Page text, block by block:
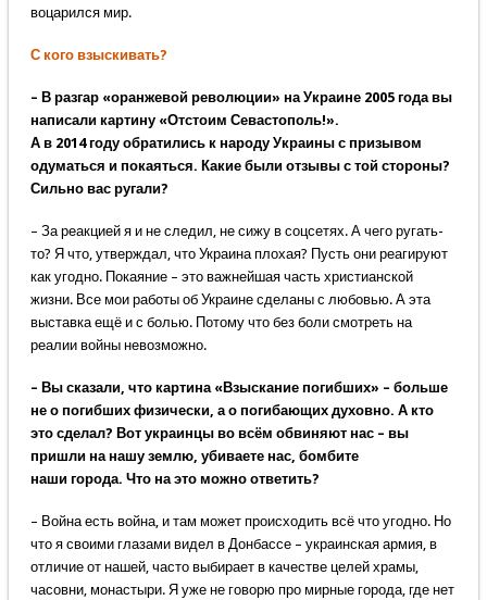
воцарился мир.
С кого взыскивать?
– В разгар «оранжевой революции» на Украине 2005 года вы
написали картину «Отстоим Севастополь!».
А в 2014 году обратились к народу Украины с призывом
одуматься и покаяться. Какие были отзывы с той стороны?
Сильно вас ругали?
– За реакцией я и не следил, не сижу в соцсетях. А чего ругать-
то? Я что, утверждал, что Украина плохая? Пусть они реагируют
как угодно. Покаяние – это важнейшая часть христианской
жизни. Все мои работы об Украине сделаны с любовью. А эта
выставка ещё и с болью. Потому что без боли смотреть на
реалии войны невозможно.
– Вы сказали, что картина «Взыскание погибших» – больше
не о погибших физически, а о погибающих духовно. А кто
это сделал? Вот украинцы во всём обвиняют нас – вы
пришли на нашу землю, убиваете нас, бомбите
наши города. Что на это можно ответить?
– Война есть война, и там может происходить всё что угодно. Но
что я своими глазами видел в Донбассе – украинская армия, в
отличие от нашей, часто выбирает в качестве целей храмы,
часовни, монастыри. Я уже не говорю про мирные города, где нет